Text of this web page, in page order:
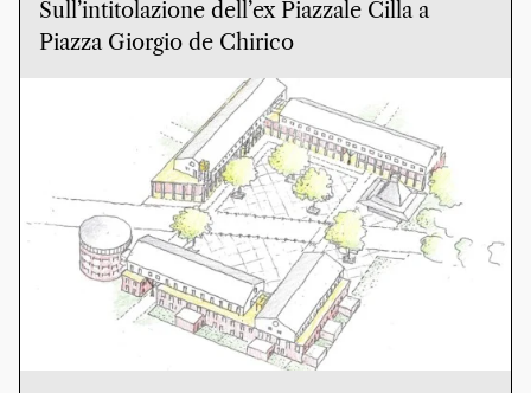
Sull’intitolazione dell’ex Piazzale Cilla a
Piazza Giorgio de Chirico